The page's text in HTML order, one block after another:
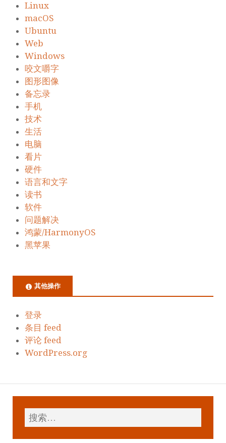
Linux
macOS
Ubuntu
Web
Windows
咬文嚼字
图形图像
备忘录
手机
技术
生活
电脑
看片
硬件
语言和文字
读书
软件
问题解决
鸿蒙/HarmonyOS
黑苹果
其他操作
登录
条目 feed
评论 feed
WordPress.org